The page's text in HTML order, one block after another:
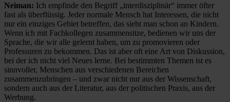
Neiman: Ich empfinde den Begriff „interdisziplinär“ immer öfter
fast als überflüssig. Jeder normale Mensch hat Interessen, die nicht
nur ein einziges Gebiet betreffen, das sieht man schon an Kindern.
Wenn ich mit Fachkollegen zusammensitze, bedienen wir uns der
Sprache, die wir alle gelernt haben, um zu promovieren oder
Professuren zu bekommen. Das ist aber oft eine Art von Diskussion,
bei der ich nicht viel Neues lerne. Bei bestimmten Themen ist es
sinnvoller, Menschen aus verschiedenen Bereichen
zusammenzubringen – und zwar nicht nur aus der Wissenschaft,
sondern auch aus der Literatur, aus der politischen Praxis, aus der
Werbung.